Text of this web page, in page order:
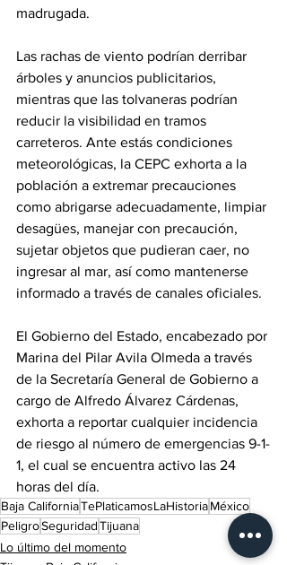
madrugada.
Las rachas de viento podrían derribar
árboles y anuncios publicitarios,
mientras que las tolvaneras podrían
reducir la visibilidad en tramos
carreteros. Ante estás condiciones
meteorológicas, la CEPC exhorta a la
población a extremar precauciones
como abrigarse adecuadamente, limpiar
desagües, manejar con precaución,
sujetar objetos que pudieran caer, no
ingresar al mar, así como mantenerse
informado a través de canales oficiales.
El Gobierno del Estado, encabezado por
Marina del Pilar Avila Olmeda a través
de la Secretaría General de Gobierno a
cargo de Alfredo Álvarez Cárdenas,
exhorta a reportar cualquier incidencia
de riesgo al número de emergencias 9-1-
1, el cual se encuentra activo las 24
horas del día.
Baja CaliforniaTePlaticamosLaHistoriaMéxico
PeligroSeguridadTijuana
Lo último del momento